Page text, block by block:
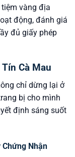
vàng địa
động, đánh giá
đủ giấy phép
Cà Mau
chỉ dừng lại ở
bị cho mình
định sáng suốt
Chứng Nhận